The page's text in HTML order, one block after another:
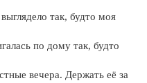
так, будто моя
по дому так, будто
вечера. Держать её за